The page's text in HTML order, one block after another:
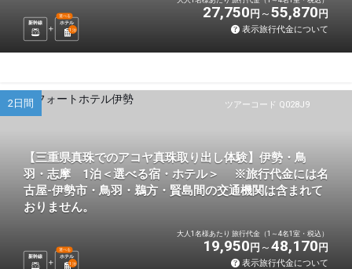
新幹線 ホテル
選べる
1 泊
27,750 円 55,870 円
表示旅行代金について
ツアーコード Q028J9
2日間
【三重県真珠でのアコヤ真珠取り出し体験】伊勢・鳥
羽・志摩 1泊＜選べる宿・ホテル＞ ※旅行代金には名
古屋-伊勢市・鳥羽・鵜方・賢島間の交通機関は含まれて
おりません。
新幹線 ホテル
選べる
1 泊
大人1名様あたり 旅行代金（1～4名1室・税込）
19,950 円 48,170 円
表示旅行代金について